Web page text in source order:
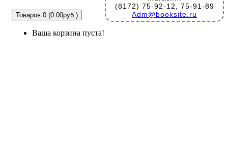
(8172) 75-92-12, 75-91-89
Adm@booksite.ru
Товаров 0 (0.00руб.)
Ваша корзина пуста!